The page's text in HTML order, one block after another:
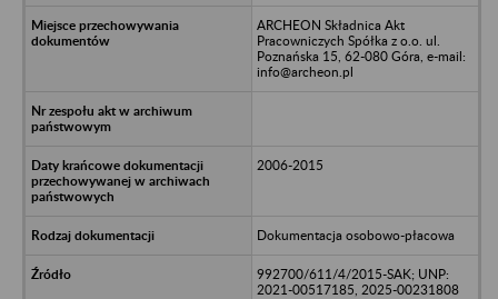
ARCHEON Składnica Akt
Pracowniczych Spółka z o.o. ul.
Poznańska 15, 62-080 Góra, e-mail:
info@archeon.pl
2006-2015
Dokumentacja osobowo-płacowa
992700/611/4/2015-SAK; UNP:
2021-00517185, 2025-00231808